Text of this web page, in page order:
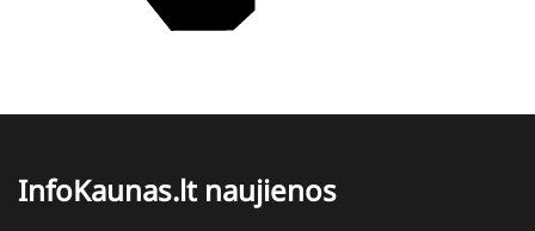
InfoKaunas.lt naujienos